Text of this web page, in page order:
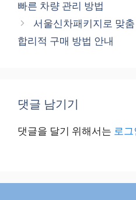
리
빠른 차량 관리 방법
서울신차패키지로 맞
합리적 구매 방법 안내
댓글 남기기
댓글을 달기 위해서는 로그